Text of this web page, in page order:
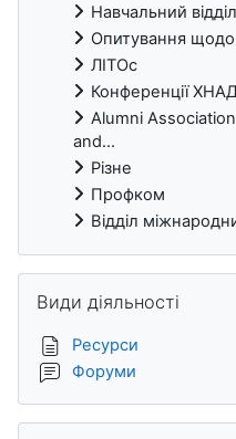
Навчальний відділ
Опитування щодо
ЛІТОс
Конференції
Alumni
and...
Різне
Профком
Відділ
Види діяльності
Ресурси
Форуми